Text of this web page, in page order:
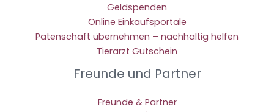
Geldspenden
Online Einkaufsportale
Patenschaft übernehmen – nachhaltig helfen
Tierarzt Gutschein
Freunde und Partner
Freunde & Partner